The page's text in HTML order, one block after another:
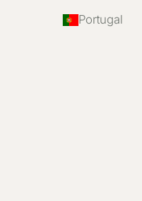
Portugal